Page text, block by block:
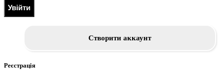
Увійти
Створити аккаунт
Реєстрація